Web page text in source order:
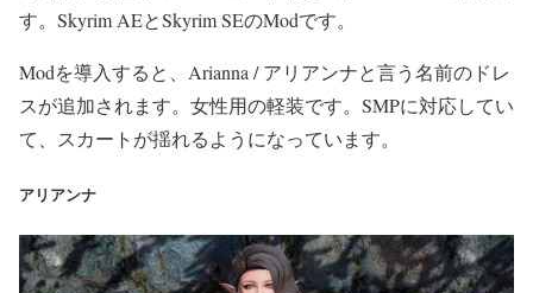
す。Skyrim AEとSkyrim SEのModです。
Modを導入すると、Arianna / アリアンナと言う名前のドレ
スが追加されます。女性用の軽装です。SMPに対応してい
て、スカートが揺れるようになっています。
アリアンナ